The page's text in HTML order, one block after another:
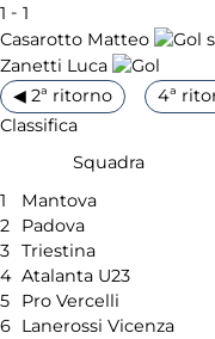
1 - 1
Casarotto Matteo
Zanetti Luca
◀ 2ª ritorno
4ª
Classifica
Squadra
1
Mantova
2
Padova
3 Triestina
4 Atalanta U23
5
Pro Vercelli
6 Lanerossi Vicenza